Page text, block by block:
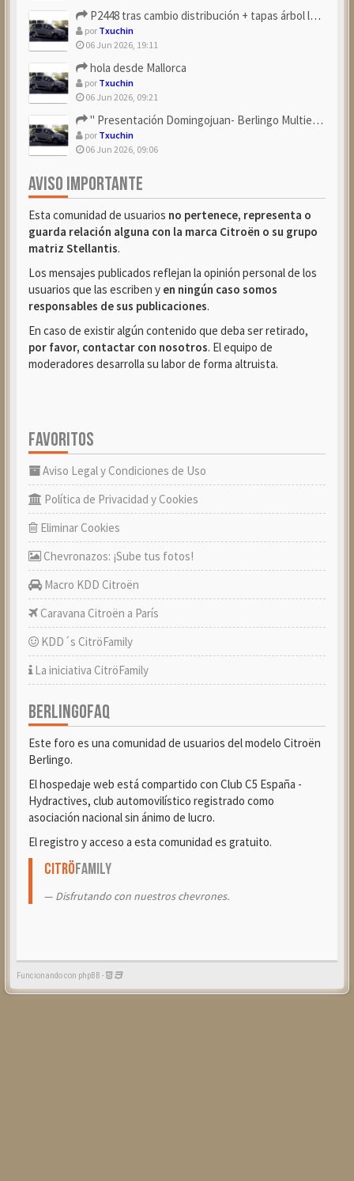
P2448 tras cambio distribución + tapas árbol levas
por Txuchin
06 Jun 2026, 19:11
hola desde Mallorca
por Txuchin
06 Jun 2026, 09:21
" Presentación Domingojuan- Berlingo Multiespace Blue ...
por Txuchin
06 Jun 2026, 09:06
AVISO IMPORTANTE
Esta comunidad de usuarios no pertenece, representa o
guarda relación alguna con la marca Citroën o su grupo
matriz Stellantis.
Los mensajes publicados reflejan la opinión personal de los
usuarios que las escriben y en ningún caso somos
responsables de sus publicaciones.
En caso de existir algún contenido que deba ser retirado,
por favor, contactar con nosotros. El equipo de
moderadores desarrolla su labor de forma altruista.
FAVORITOS
Aviso Legal y Condiciones de Uso
Política de Privacidad y Cookies
Eliminar Cookies
Chevronazos: ¡Sube tus fotos!
Macro KDD Citroën
Caravana Citroën a París
KDD´s CitröFamily
La iniciativa CitröFamily
BERLINGOFAQ
Este foro es una comunidad de usuarios del modelo Citroën
Berlingo.
El hospedaje web está compartido con Club C5 España -
Hydractives, club automovilístico registrado como
asociación nacional sin ánimo de lucro.
El registro y acceso a esta comunidad es gratuito.
CitröFamily
Disfrutando con nuestros chevrones.
Funcionando con phpBB -